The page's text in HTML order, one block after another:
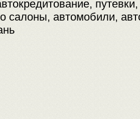
салоны, автомобили,